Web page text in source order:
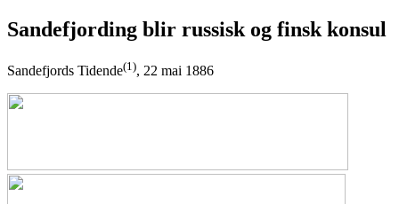
Sandefjording blir russisk og finsk konsul
Sandefjords Tidende(1), 22 mai 1886